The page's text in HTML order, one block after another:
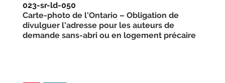
023-sr-ld-050
Carte-photo de l'Ontario – Obligation de
divulguer l'adresse pour les auteurs de
demande sans-abri ou en logement précaire